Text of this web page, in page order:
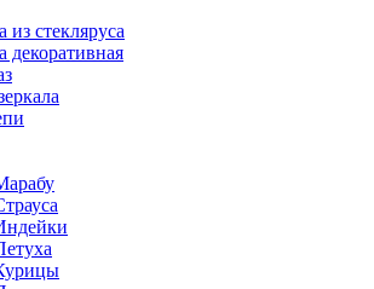
из стекляруса
декоративная